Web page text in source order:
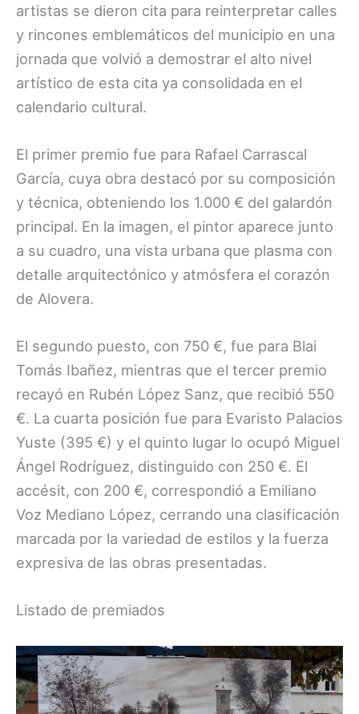
artistas se dieron cita para reinterpretar calles
y rincones emblemáticos del municipio en una
jornada que volvió a demostrar el alto nivel
artístico de esta cita ya consolidada en el
calendario cultural.
El primer premio fue para Rafael Carrascal
García, cuya obra destacó por su composición
y técnica, obteniendo los 1.000 € del galardón
principal. En la imagen, el pintor aparece junto
a su cuadro, una vista urbana que plasma con
detalle arquitectónico y atmósfera el corazón
de Alovera.
El segundo puesto, con 750 €, fue para Blai
Tomás Ibañez, mientras que el tercer premio
recayó en Rubén López Sanz, que recibió 550
€. La cuarta posición fue para Evaristo Palacios
Yuste (395 €) y el quinto lugar lo ocupó Miguel
Ángel Rodríguez, distinguido con 250 €. El
accésit, con 200 €, correspondió a Emiliano
Voz Mediano López, cerrando una clasificación
marcada por la variedad de estilos y la fuerza
expresiva de las obras presentadas.
Listado de premiados